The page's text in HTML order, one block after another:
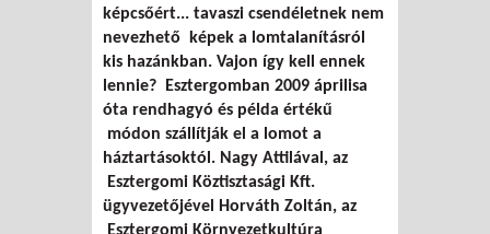
képcsőért... tavaszi csendéletnek nem
nevezhető képek a lomtalanításról
kis hazánkban. Vajon így kell ennek
lennie? Esztergomban 2009 áprilisa
óta rendhagyó és példa értékű
módon szállítják el a lomot a
háztartásoktól. Nagy Attilával, az
Esztergomi Köztisztasági Kft.
ügyvezetőjével Horváth Zoltán, az